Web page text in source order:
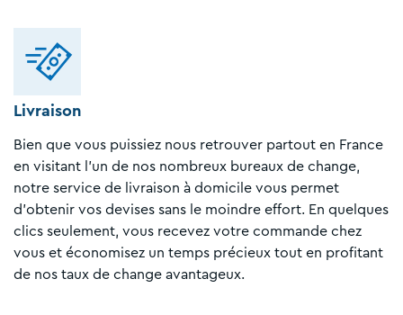
Livraison
Bien que vous puissiez nous retrouver partout en France
en visitant l'un de nos nombreux bureaux de change,
notre service de livraison à domicile vous permet
d'obtenir vos devises sans le moindre effort. En quelques
clics seulement, vous recevez votre commande chez
vous et économisez un temps précieux tout en profitant
de nos taux de change avantageux.